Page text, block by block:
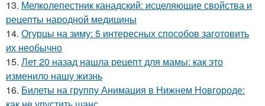
13. Мелколепестник канадский: исцеляющие свойства и
рецепты народной медицины
14. Огурцы на зиму: 5 интересных способов заготовить
их необычно
15. Лет 20 назад нашла рецепт для мамы: как это
изменило нашу жизнь
16. Билеты на группу Анимация в Нижнем Новгороде: